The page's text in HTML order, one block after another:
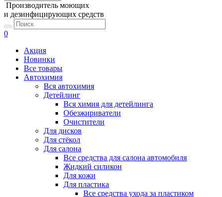
Производитель моющих
и дезинфицирующих средств
0
Акция
Новинки
Все товары
Автохимия
Вся автохимия
Детейлинг
Вся химия для детейлинга
Обезжириватели
Очистители
Для дисков
Для стёкол
Для салона
Все средства для салона автомобиля
Жидкий силикон
Для кожи
Для пластика
Все средства ухода за пластиком